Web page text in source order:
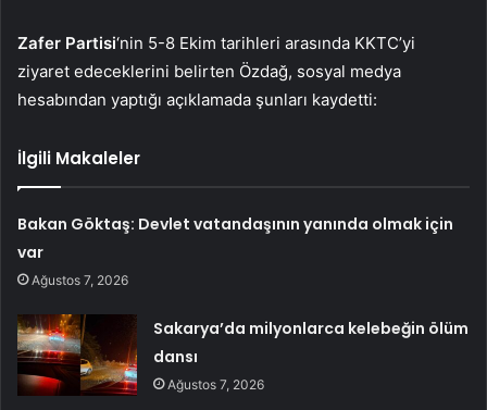
Zafer Partisi‘nin 5-8 Ekim tarihleri arasında KKTC’yi
ziyaret edeceklerini belirten Özdağ, sosyal medya
hesabından yaptığı açıklamada şunları kaydetti:
İlgili Makaleler
Bakan Göktaş: Devlet vatandaşının yanında olmak için
var
Ağustos 7, 2026
Sakarya’da milyonlarca kelebeğin ölüm
dansı
Ağustos 7, 2026